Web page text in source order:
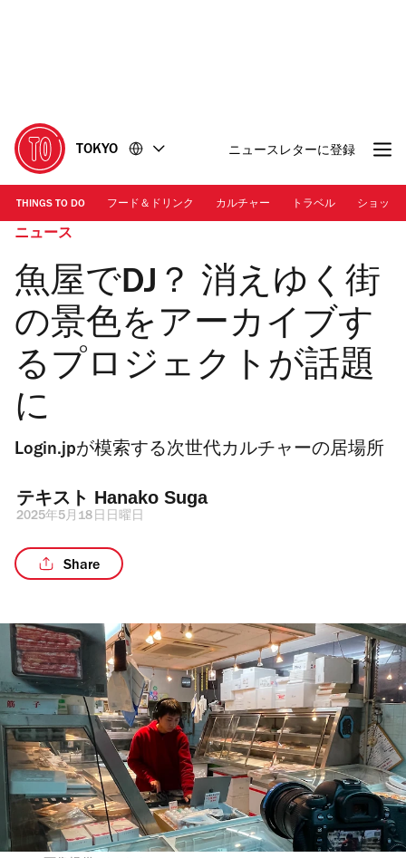
に
移
動
移
動
TOKYO ニュースレターに登録
THINGS TO DO フード＆ドリンク カルチャー トラベル ショッピ
ニュース
魚屋でDJ？ 消えゆく街
の景色をアーカイブす
るプロジェクトが話題
に
Login.jpが模索する次世代カルチャーの居場所
テキスト Hanako Suga
2025年5月18日日曜日
Share